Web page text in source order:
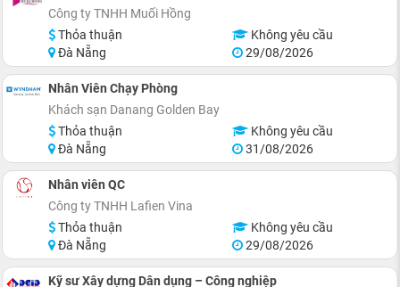
Công ty TNHH Muối Hồng
Thỏa thuận
Không yêu cầu
Đà Nẵng
29/08/2026
Nhân Viên Chạy Phòng
Khách sạn Danang Golden Bay
Thỏa thuận
Không yêu cầu
Đà Nẵng
31/08/2026
Nhân viên QC
Công ty TNHH Lafien Vina
Thỏa thuận
Không yêu cầu
Đà Nẵng
29/08/2026
Kỹ sư Xây dựng Dân dụng – Công nghiệp